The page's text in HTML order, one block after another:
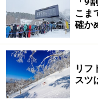
■長寿と健康の足
幌・定山渓温泉）
定山渓温泉郷では
き詰め、足裏のつ
くには「かっぱ家
こま
確か
リフ
スツ